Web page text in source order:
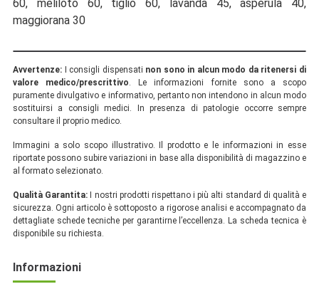
60, meliloto 60, tiglio 60, lavanda 45, asperula 40,
maggiorana 30
Avvertenze: I consigli dispensati non sono in alcun modo da ritenersi di
valore medico/prescrittivo. Le informazioni fornite sono a scopo
puramente divulgativo e informativo, pertanto non intendono in alcun modo
sostituirsi a consigli medici. In presenza di patologie occorre sempre
consultare il proprio medico.
Immagini a solo scopo illustrativo. Il prodotto e le informazioni in esse
riportate possono subire variazioni in base alla disponibilità di magazzino e
al formato selezionato.
Qualità Garantita: I nostri prodotti rispettano i più alti standard di qualità e
sicurezza. Ogni articolo è sottoposto a rigorose analisi e accompagnato da
dettagliate schede tecniche per garantirne l’eccellenza. La scheda tecnica è
disponibile su richiesta.
Informazioni